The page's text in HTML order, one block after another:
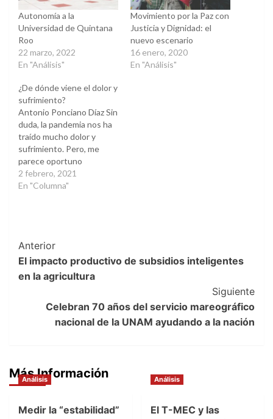
Autonomía a la
Universidad de Quintana
Roo
22 marzo, 2022
En "Análisis"
Movimiento por la Paz con
Justicia y Dignidad: el
nuevo escenario
16 enero, 2020
En "Análisis"
¿De dónde viene el dolor y
sufrimiento?
Antonio Ponciano Díaz Sin
duda, la pandemia nos ha
traído mucho dolor y
sufrimiento. Pero, me
parece oportuno
reflexionar cómo se
genera y cómo nos afecta.
preocupación tanto física
como psicológica,
emocional…
2 febrero, 2021
En "Columna"
Post
Navigation
Anterior
El impacto productivo de subsidios inteligentes
en la agricultura
Siguiente
Celebran 70 años del servicio mareográfico
nacional de la UNAM ayudando a la nación
Más Información
Análisis
Medir la “estabilidad”
Análisis
El T-MEC y las